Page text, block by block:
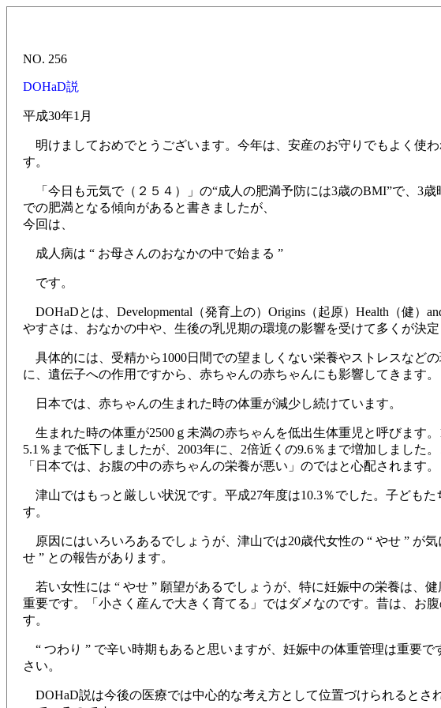
NO. 256
DOHaD説
平成30年1月
明けましておめでとうございます。今年は、安産のお守りでもよく使
す。
「今日も元気で（２５４）」の“成人の肥満予防には3歳のBMI”で、3
での肥満となる傾向があると書きましたが、
今回は、
成人病は “ お母さんのおなかの中で始まる ”
です。
DOHaDとは、Developmental（発育上の）Origins（起原）Health（健）
やすさは、おなかの中や、生後の乳児期の環境の影響を受けて多くが決定
具体的には、受精から1000日間での望ましくない栄養やストレスなど
に、遺伝子への作用ですから、赤ちゃんの赤ちゃんにも影響してきます。
日本では、赤ちゃんの生まれた時の体重が減少し続けています。
生まれた時の体重が2500ｇ未満の赤ちゃんを低出生体重児と呼びます。
5.1％まで低下しましたが、2003年に、2倍近くの9.6％まで増加しました
「日本では、お腹の中の赤ちゃんの栄養が悪い」のではと心配されます。
津山ではもっと厳しい状況です。平成27年度は10.3％でした。子ども
す。
原因にはいろいろあるでしょうが、津山では20歳代女性の “ やせ ” が
せ ” との報告があります。
若い女性には “ やせ ” 願望があるでしょうが、特に妊娠中の栄養は、
重要です。「小さく産んで大きく育てる」ではダメなのです。昔は、お
す。
“ つわり ” で辛い時期もあると思いますが、妊娠中の体重管理は重要
さい。
DOHaD説は今後の医療では中心的な考え方として位置づけられるとさ